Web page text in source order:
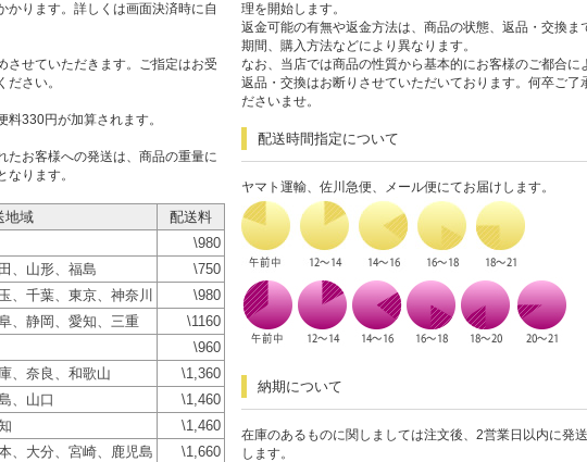
ります。詳しくは画面決済時に自
せていただきます。ご指定はお受
ださい。
330円が加算されます。
お客様への発送は、商品の重量に
なります。
地域
配送料
\980
、山形、福島
\750
、千葉、東京、神奈川
\980
、静岡、愛知、三重
\1160
\960
、奈良、和歌山
\1,360
、山口
\1,460
\1,460
、大分、宮崎、鹿児島
\1,660
理を開始します。
返金可能の有無や返金方法は、商品の状態、返品・交換ま
期間、購入方法などにより異なります。
なお、当店では商品の性質から基本的にお客様のご都合に
返品・交換はお断りさせていただいております。何卒ご了
ださいませ。
配送時間指定について
ヤマト運輸、佐川急便、メール便にてお届けします。
納期について
在庫のあるものに関しましては注文後、2営業日以内に発
します。